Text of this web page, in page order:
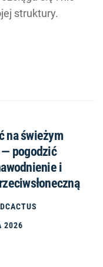
struktury.
na świeżym
pogodzić
i
2026